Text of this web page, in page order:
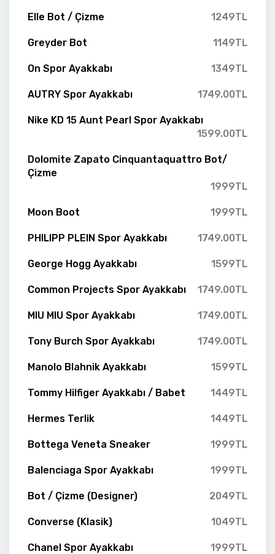
Elle Bot / Çizme 1249TL
Greyder Bot 1149TL
On Spor Ayakkabı 1349TL
AUTRY Spor Ayakkabı 1749.00TL
Nike KD 15 Aunt Pearl Spor Ayakkabı
1599.00TL
Dolomite Zapato Cinquantaquattro Bot/
Çizme
1999TL
Moon Boot 1999TL
PHILIPP PLEIN Spor Ayakkabı 1749.00TL
George Hogg Ayakkabı 1599TL
Common Projects Spor Ayakkabı 1749.00TL
MIU MIU Spor Ayakkabı 1749.00TL
Tony Burch Spor Ayakkabı 1749.00TL
Manolo Blahnik Ayakkabı 1599TL
Tommy Hilfiger Ayakkabı / Babet 1449TL
Hermes Terlik 1449TL
Bottega Veneta Sneaker 1999TL
Balenciaga Spor Ayakkabı 1999TL
Bot / Çizme (Designer) 2049TL
Converse (Klasik) 1049TL
Chanel Spor Ayakkabı 1999TL